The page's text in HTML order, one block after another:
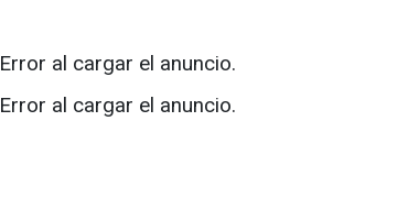
Error al cargar el anuncio.
Error al cargar el anuncio.